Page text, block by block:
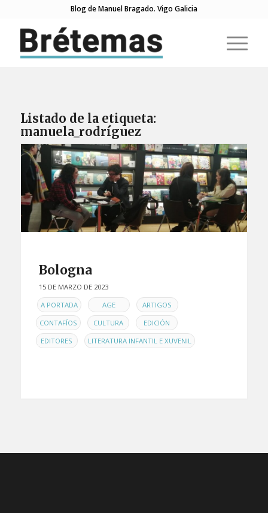
Blog de Manuel Bragado. Vigo Galicia
Listado de la etiqueta:
manuela_rodríguez
Bologna
15 DE MARZO DE 2023
ENA PORTADA , AGE , ARTIGOS ,
CONTAFÍOS , CULTURA , EDICIÓN ,
EDITORES , LITERATURA INFANTIL E XUVENIL